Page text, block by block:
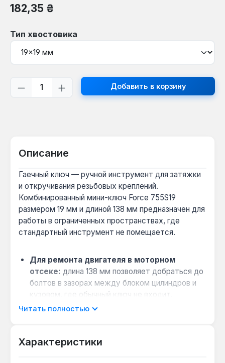
Обычная цена:
182,35 ₴
Выберите
Тип хвостовика
Количество продукта: введите
Добавить в корзину
Описание
Гаечный ключ — ручной инструмент для затяжки
и откручивания резьбовых креплений.
Комбинированный мини-ключ Force 755S19
размером 19 мм и длиной 138 мм предназначен для
работы в ограниченных пространствах, где
стандартный инструмент не помещается.
Для ремонта двигателя в моторном
отсеке: длина 138 мм позволяет добраться до
болтов в зазорах между блоком цилиндров и
кузовом, где обычный ключ не входит.
Когда выбрать вместо стандартного
даёт доступ при ограниченном ходе.
Читать полностью
Характеристики